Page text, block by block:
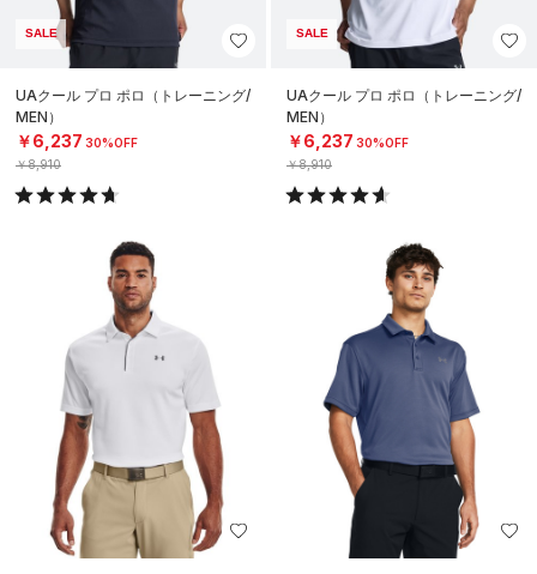
SALE
UAクール プロ ポロ（トレーニング/
MEN）
￥6,237 30%OFF
￥8,910
SALE
UAクール プロ ポロ（トレーニング/
MEN）
￥6,237 30%OFF
￥8,910